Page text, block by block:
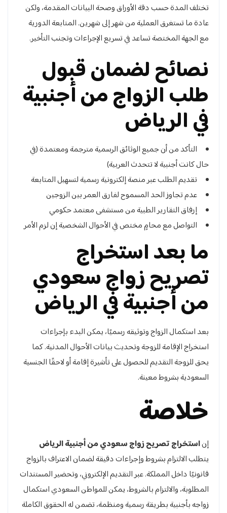
تختلف المدة حسب دقة الأوراق وصحة البيانات المقدمة، ولكن
عادة ما تستغرق العملية من شهر إلى شهرين. المتابعة الدورية
مع الجهة المختصة تساعد في تسريع الإجراءات وتجنب التأخير.
نصائح لضمان قبول
طلب الزواج من أجنبية
في الرياض
التأكد من أن جميع الوثائق الرسمية مترجمة ومعتمدة (في
حال كانت أجنبية لا تتحدث العربية)
تقديم الطلب عبر منصة إلكترونية رسمية لتسهيل المتابعة
عدم تجاوز الحد المسموح لفارق العمر بين الزوجين
إرفاق التقارير الطبية من مستشفى معتمد حكومي
التواصل مع محامٍ مختص في الأحوال الشخصية إن لزم الأمر
ما بعد استخراج
تصريح زواج سعودي
من أجنبية في الرياض
بعد استكمال الزواج وتوثيقه رسميًا، يمكن البدء بإجراءات
استخراج الإقامة للزوجة وتحديث بيانات الأحوال المدنية. كما
يحق للزوجة التقديم للحصول على تأشيرة إقامة أو لاحقًا الجنسية
السعودية بشروط معينة.
خلاصة
إناستخراج تصريح زواج سعودي من أجنبية الرياض
يتطلب الالتزام بشروط وإجراءات دقيقة لضمان الاعتراف بالزواج
قانونيًا داخل المملكة. عبر التقديم الإلكتروني، وتحضير المستندات
المطلوبة، والالتزام بالشروط، يمكن للمواطن السعودي استكمال
زواجه بأجنبية بطريقة رسمية ومنظمة، تضمن له الحقوق الكاملة